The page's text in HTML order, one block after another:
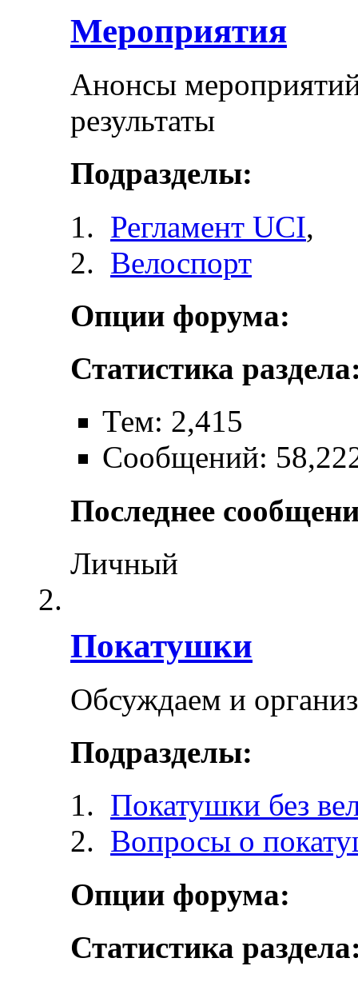
Мероприятия
Анонсы
результаты
Подразделы:
Регламент UCI,
Велоспорт
Опции форума:
Статистика
Тем: 2,415
Сообщений:
Последнее
Личный
Покатушки
Обсуждаем и
Подразделы:
Покатушки без
Вопросы о
Опции форума:
Статистика